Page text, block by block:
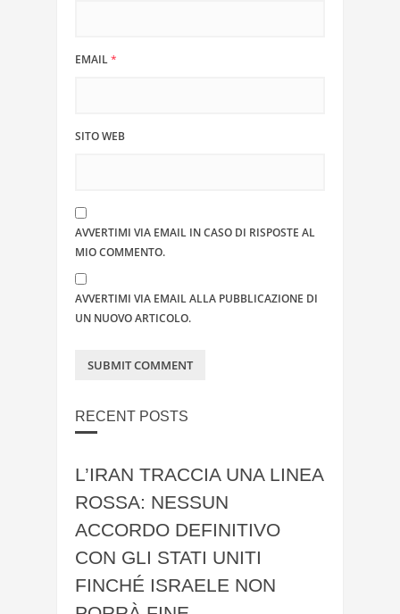
EMAIL*
SITO WEB
AVVERTIMI VIA EMAIL IN CASO DI RISPOSTE AL
MIO COMMENTO.
AVVERTIMI VIA EMAIL ALLA PUBBLICAZIONE DI
UN NUOVO ARTICOLO.
RECENT POSTS
L’IRAN TRACCIA UNA LINEA
ROSSA: NESSUN
ACCORDO DEFINITIVO
CON GLI STATI UNITI
FINCHÉ ISRAELE NON